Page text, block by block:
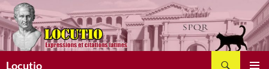
Aller
au
contenu
Locutio